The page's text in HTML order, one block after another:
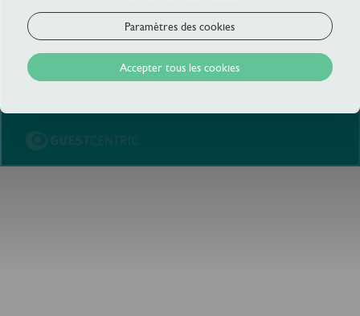
Paramètres des cookies
Accepter tous les cookies